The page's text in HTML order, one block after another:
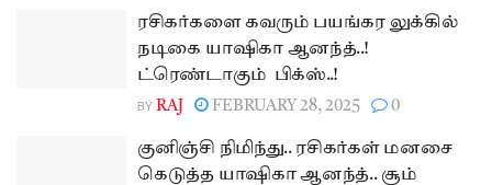
ரசிகர்களை கவரும் பயங்கர லுக்கில்
நடிகை யாஷிகா ஆனந்த்..!
ட்ரெண்டாகும் பிக்ஸ்..!
BY RAJ FEBRUARY 28, 2025 0
குனிஞ்சி நிமிந்து.. ரசிகர்கள் மனசை
கெடுத்த யாஷிகா ஆனந்த்.. சூம்